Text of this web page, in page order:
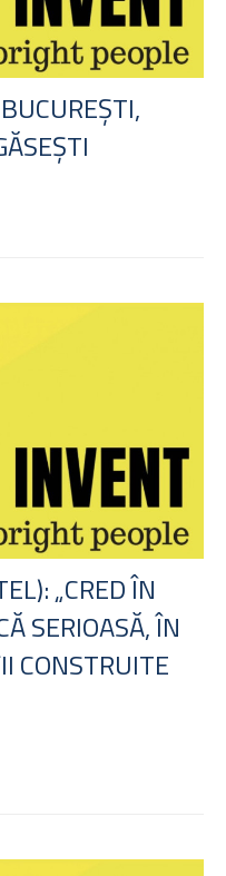
„CRED ÎN
SERIOASĂ, ÎN
CONSTRUITE